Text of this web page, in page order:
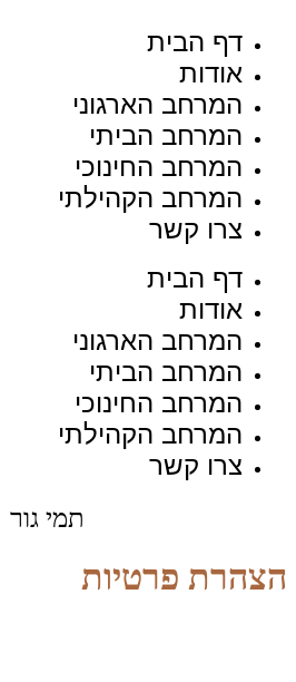
דף הבית
אודות
המרחב הארגוני
המרחב הביתי
המרחב החינוכי
המרחב הקהילתי
צרו קשר
דף הבית
אודות
המרחב הארגוני
המרחב הביתי
המרחב החינוכי
המרחב הקהילתי
צרו קשר
תמי גור
הצהרת פרטיות